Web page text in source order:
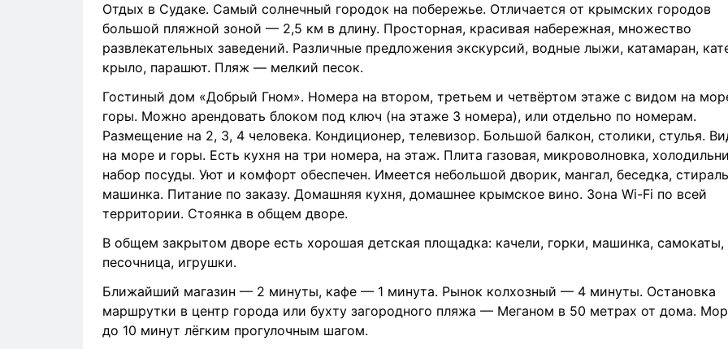
Отдых в Судаке. Самый солнечный городок на побережье. Отличается от крымских городов
большой пляжной зоной — 2,5 км в длину. Просторная, красивая набережная, множество
развлекательных заведений. Различные предложения экскурсий, водные лыжи, катамаран,
крыло, парашют. Пляж — мелкий песок.
Гостиный дом «Добрый Гном». Номера на втором, третьем и четвёртом этаже с видом на
горы. Можно арендовать блоком под ключ (на этаже 3 номера), или отдельно по номерам.
Размещение на 2, 3, 4 человека. Кондиционер, телевизор. Большой балкон, столики, стулья.
на море и горы. Есть кухня на три номера, на этаж. Плита газовая, микроволновка,
набор посуды. Уют и комфорт обеспечен. Имеется небольшой дворик, мангал, беседка,
машинка. Питание по заказу. Домашняя кухня, домашнее крымское вино. Зона Wi-Fi по всей
территории. Стоянка в общем дворе.
В общем закрытом дворе есть хорошая детская площадка: качели, горки, машинка, самокаты,
песочница, игрушки.
Ближайший магазин — 2 минуты, кафе — 1 минута. Рынок колхозный — 4 минуты. Остановка
маршрутки в центр города или бухту загородного пляжа — Меганом в 50 метрах от дома.
до 10 минут лёгким прогулочным шагом.